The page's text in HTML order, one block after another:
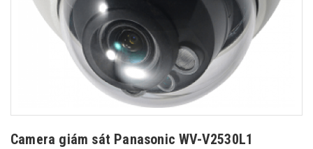
Camera giám sát Panasonic WV-V2530L1